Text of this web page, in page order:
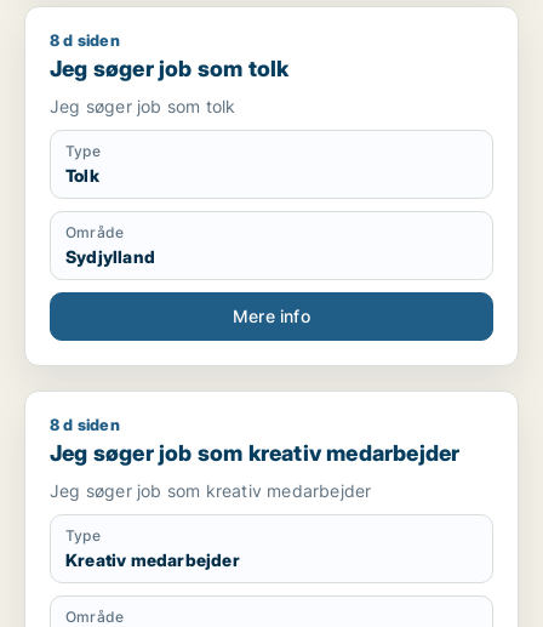
Jeg søger job som tolk
8 d siden
Jeg søger job som tolk
Jeg søger job som tolk
Type
Tolk
Område
Sydjylland
Mere info
Jeg søger job som kreativ medarbejder
8 d siden
Jeg søger job som kreativ medarbejder
Jeg søger job som kreativ medarbejder
Type
Kreativ medarbejder
Område